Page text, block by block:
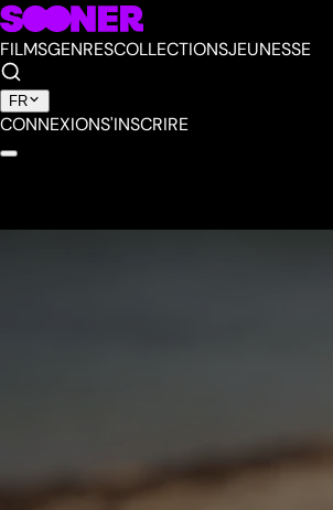
FILMSGENRESCOLLECTIONSJEUNESSE
FR
CONNEXIONS'INSCRIRE